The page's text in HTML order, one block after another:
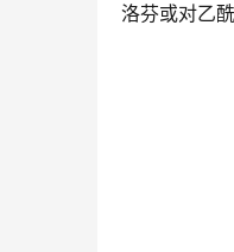
洛芬或对乙